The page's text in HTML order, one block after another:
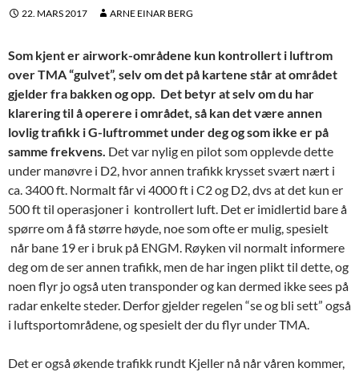
22. MARS 2017 ARNE EINAR BERG
Som kjent er airwork-områdene kun kontrollert i luftrom
over TMA “gulvet”, selv om det på kartene står at området
gjelder fra bakken og opp. Det betyr at selv om du har
klarering til å operere i området, så kan det være annen
lovlig trafikk i G-luftrommet under deg og som ikke er på
samme frekvens. Det var nylig en pilot som opplevde dette
under manøvre i D2, hvor annen trafikk krysset svært nært i
ca. 3400 ft. Normalt får vi 4000 ft i C2 og D2, dvs at det kun er
500 ft til operasjoner i kontrollert luft. Det er imidlertid bare å
spørre om å få større høyde, noe som ofte er mulig, spesielt
når bane 19 er i bruk på ENGM. Røyken vil normalt informere
deg om de ser annen trafikk, men de har ingen plikt til dette, og
noen flyr jo også uten transponder og kan dermed ikke sees på
radar enkelte steder. Derfor gjelder regelen “se og bli sett” også
i luftsportområdene, og spesielt der du flyr under TMA.
Det er også økende trafikk rundt Kjeller nå når våren kommer,